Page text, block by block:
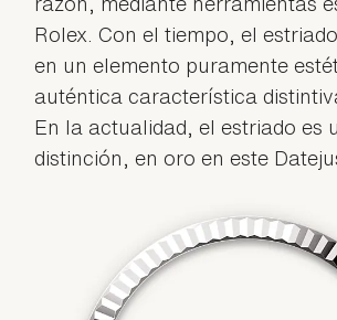
Rolex. Con el tiempo, el
en un elemento puramente
auténtica característica
En la actualidad, el estriado es
distinción, en oro en este